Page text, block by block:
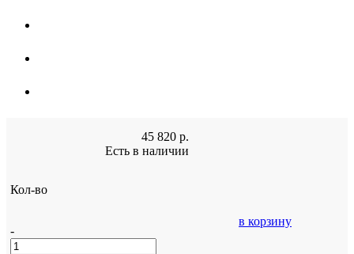
45 820 р.
Есть в наличии
Кол-во
-
в корзину